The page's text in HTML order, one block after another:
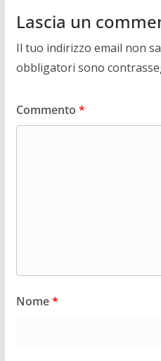
Lascia un
Il tuo indirizzo email non
obbligatori sono
Commento *
Nome*